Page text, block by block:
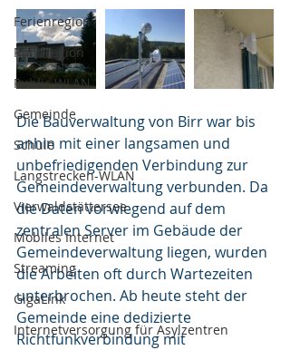
Ferienregion
Randregion
Public WLAN
Gemeinde
Schule
Langstrecken-WLAN
Vierwaldstättersee
Mobiles Internet
Streaming
GigaLink
Internetversorgung für Asylzentren
Die Bauverwaltung von Birr war bis
anhin mit einer langsamen und
unbefriedigenden Verbindung zur
Gemeindeverwaltung verbunden. Da
die Daten vorwiegend auf dem
zentralen Server im Gebäude der
Gemeindeverwaltung liegen, wurden
die Arbeiten oft durch Wartezeiten
unterbrochen. Ab heute steht der
Gemeinde eine dedizierte
Richtfunkverbindung mit